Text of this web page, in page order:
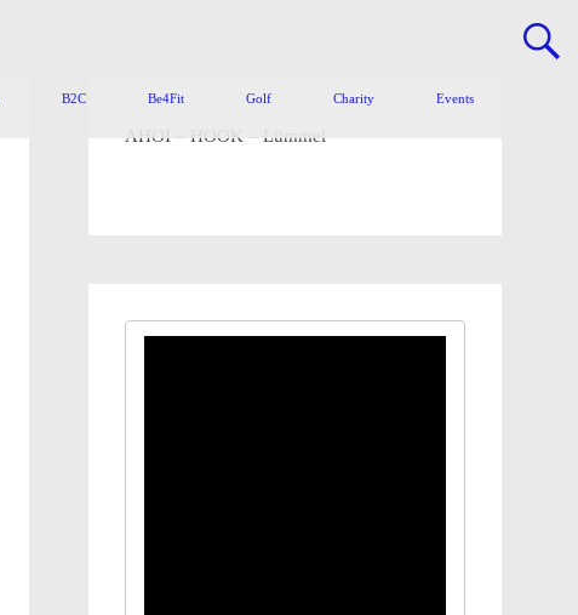
B2C Be4Fit Golf Charity Events
AHOI – HOOK – Lümmel